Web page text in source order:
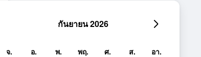
กันยายน 2026
จ. อ. พ. พฤ. ศ. ส. อา.